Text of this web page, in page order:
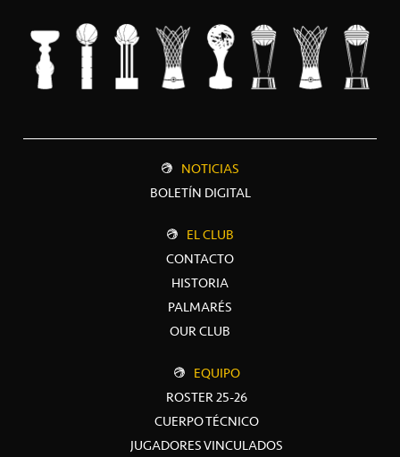
NOTICIAS
BOLETÍN DIGITAL
EL CLUB
CONTACTO
HISTORIA
PALMARÉS
OUR CLUB
EQUIPO
ROSTER 25-26
CUERPO TÉCNICO
JUGADORES VINCULADOS